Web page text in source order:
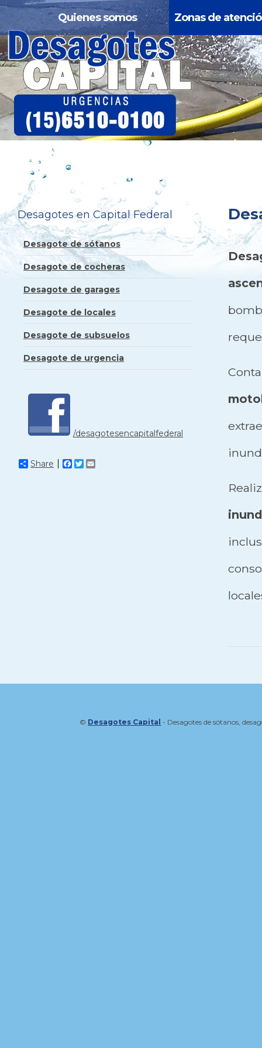
Quienes somos Zonas de
Desagotes en Capital Federal
Desagote de sótanos
Desagote de cocheras
Desagote de garages
Desagote de locales
Desagote de subsuelos
Desagote de urgencia
/desagotesencapitalfederal
Share Facebook
Twitter
© Desagotes Capital - Desagotes de sótanos,